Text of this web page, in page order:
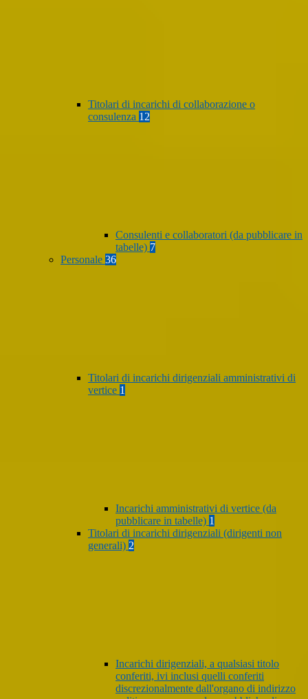
Titolari di incarichi di collaborazione o
consulenza 12
Consulenti e collaboratori (da pubblicare in
tabelle) 7
Personale 36
Titolari di incarichi dirigenziali amministrativi di
vertice 1
Incarichi amministrativi di vertice (da
pubblicare in tabelle) 1
Titolari di incarichi dirigenziali (dirigenti non
generali) 2
Incarichi dirigenziali, a qualsiasi titolo
conferiti, ivi inclusi quelli conferiti
discrezionalmente dall'organo di indirizzo